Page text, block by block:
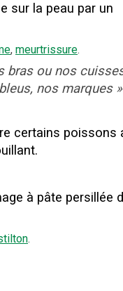
sur la peau par un
, meurtrissure.
bras ou nos
nos marques »
certains poissons
à pâte persillée
.